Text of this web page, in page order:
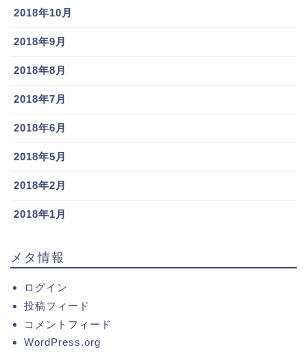
2018年10月
2018年9月
2018年8月
2018年7月
2018年6月
2018年5月
2018年2月
2018年1月
メタ情報
ログイン
投稿フィード
コメントフィード
WordPress.org